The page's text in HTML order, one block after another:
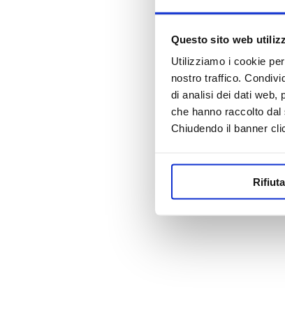
Questo sito web
Utilizziamo i cookie
nostro traffico.
di analisi dei dati web,
che hanno raccolto
Chiudendo il banner
Rifiuta